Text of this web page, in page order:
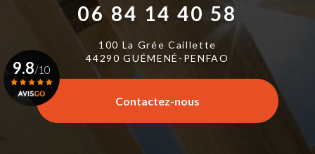
06 84 14 40 58
100 La Grée Caillette
44290 GUÉMENÉ-PENFAO
Contactez-nous
9.8/10
Voir le certificat